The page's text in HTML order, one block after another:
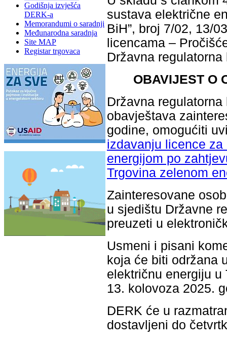
Godišnja izvješća
DERK-a
Memorandumi o saradnji
Međunarodna saradnja
Site MAP
Registar trgovaca
sustava električne
BiH”, broj 7/02, 13/
licencama –
Državna
OBAVIJEST O
Državna
obavještava
godine, omogućiti
izdavanju licence
energijom po
Trgovina zelenom
Zainteresovane
u sjedištu Državne
preuzeti u
Usmeni i pisani
koja će biti održana
električnu energiju
13. kolovoza 2025.
DERK će u
dostavljeni do